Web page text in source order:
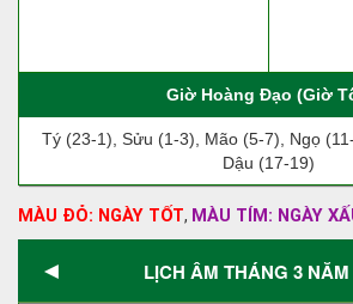
Giờ Hoàng Đạo (Giờ
Tý (23-1), Sửu (1-3), Mão (5-7), Ngọ
Dậu (17-19)
MÀU ĐỎ: NGÀY TỐT, MÀU TÍM: NGÀY
◄ LỊCH ÂM THÁNG 3 NĂM